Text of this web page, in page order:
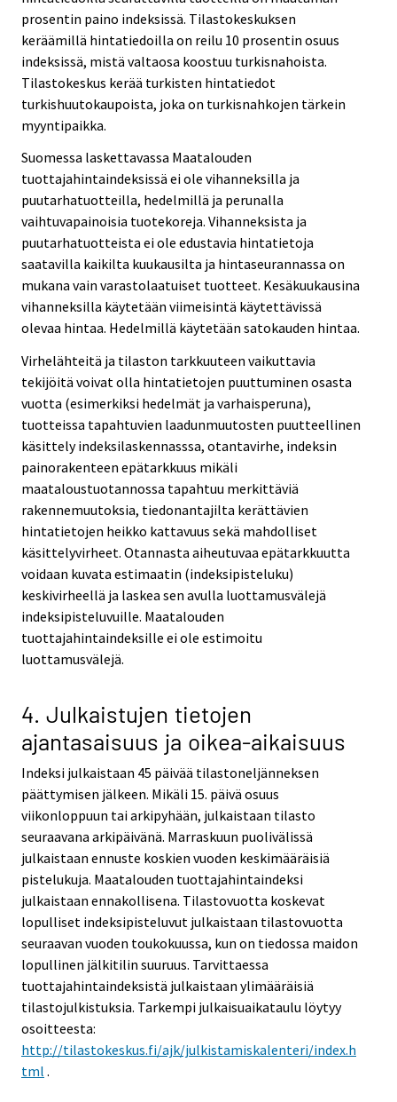
prosentin paino indeksissä. Tilastokeskuksen
keräämillä hintatiedoilla on reilu 10 prosentin osuus
indeksissä, mistä valtaosa koostuu turkisnahoista.
Tilastokeskus kerää turkisten hintatiedot
turkishuutokaupoista, joka on turkisnahkojen tärkein
myyntipaikka.
Suomessa laskettavassa Maatalouden
tuottajahintaindeksissä ei ole vihanneksilla ja
puutarhatuotteilla, hedelmillä ja perunalla
vaihtuvapainoisia tuotekoreja. Vihanneksista ja
puutarhatuotteista ei ole edustavia hintatietoja
saatavilla kaikilta kuukausilta ja hintaseurannassa on
mukana vain varastolaatuiset tuotteet. Kesäkuukausina
vihanneksilla käytetään viimeisintä käytettävissä
olevaa hintaa. Hedelmillä käytetään satokauden hintaa.
Virhelähteitä ja tilaston tarkkuuteen vaikuttavia
tekijöitä voivat olla hintatietojen puuttuminen osasta
vuotta (esimerkiksi hedelmät ja varhaisperuna),
tuotteissa tapahtuvien laadunmuutosten puutteellinen
käsittely indeksilaskennasssa, otantavirhe, indeksin
painorakenteen epätarkkuus mikäli
maataloustuotannossa tapahtuu merkittäviä
rakennemuutoksia, tiedonantajilta kerättävien
hintatietojen heikko kattavuus sekä mahdolliset
käsittelyvirheet. Otannasta aiheutuvaa epätarkkuutta
voidaan kuvata estimaatin (indeksipisteluku)
keskivirheellä ja laskea sen avulla luottamusvälejä
indeksipisteluvuille. Maatalouden
tuottajahintaindeksille ei ole estimoitu
luottamusvälejä.
4. Julkaistujen tietojen
ajantasaisuus ja oikea-aikaisuus
Indeksi julkaistaan 45 päivää tilastoneljänneksen
päättymisen jälkeen. Mikäli 15. päivä osuus
viikonloppuun tai arkipyhään, julkaistaan tilasto
seuraavana arkipäivänä. Marraskuun puolivälissä
julkaistaan ennuste koskien vuoden keskimääräisiä
pistelukuja. Maatalouden tuottajahintaindeksi
julkaistaan ennakollisena. Tilastovuotta koskevat
lopulliset indeksipisteluvut julkaistaan tilastovuotta
seuraavan vuoden toukokuussa, kun on tiedossa maidon
lopullinen jälkitilin suuruus. Tarvittaessa
tuottajahintaindeksistä julkaistaan ylimääräisiä
tilastojulkistuksia. Tarkempi julkaisuaikataulu löytyy
osoitteesta:
http://tilastokeskus.fi/ajk/julkistamiskalenteri/index.h
tml .